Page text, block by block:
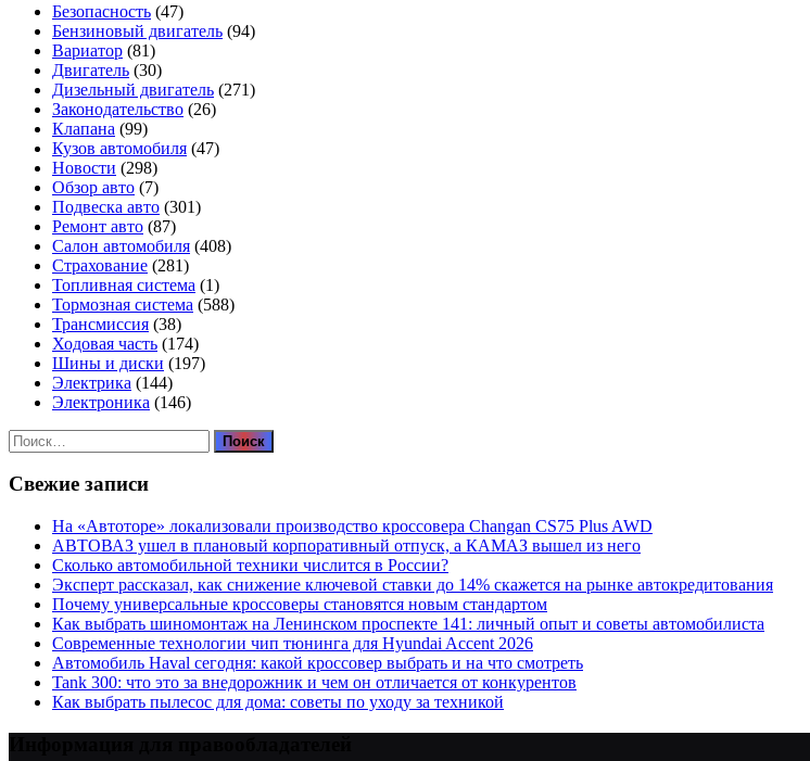
Безопасность (47)
Бензиновый двигатель (94)
Вариатор (81)
Двигатель (30)
Дизельный двигатель (271)
Законодательство (26)
Клапана (99)
Кузов автомобиля (47)
Новости (298)
Обзор авто (7)
Подвеска авто (301)
Ремонт авто (87)
Салон автомобиля (408)
Страхование (281)
Топливная система (1)
Тормозная система (588)
Трансмиссия (38)
Ходовая часть (174)
Шины и диски (197)
Электрика (144)
Электроника (146)
Найти:
Свежие записи
На «Автоторе» локализовали производство кроссовера Changan CS75 Plus AWD
АВТОВАЗ ушел в плановый корпоративный отпуск, а КАМАЗ вышел из него
Сколько автомобильной техники числится в России?
Эксперт рассказал, как снижение ключевой ставки до 14% скажется на рынке автокредитования
Почему универсальные кроссоверы становятся новым стандартом
Как выбрать шиномонтаж на Ленинском проспекте 141: личный опыт и советы автомобилиста
Современные технологии чип тюнинга для Hyundai Accent 2026
Автомобиль Haval сегодня: какой кроссовер выбрать и на что смотреть
Tank 300: что это за внедорожник и чем он отличается от конкурентов
Как выбрать пылесос для дома: советы по уходу за техникой